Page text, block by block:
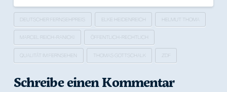
DEUTSCHER FERNSEHPREIS ELKE HEIDENREICH HELMUT THOMA
MARCEL REICH-RANICKI ÖFFENTLICH-RECHTLICH
QUALITÄT IM FERNSEHEN THOMAS GOTTSCHALK ZDF
Schreibe einen Kommentar